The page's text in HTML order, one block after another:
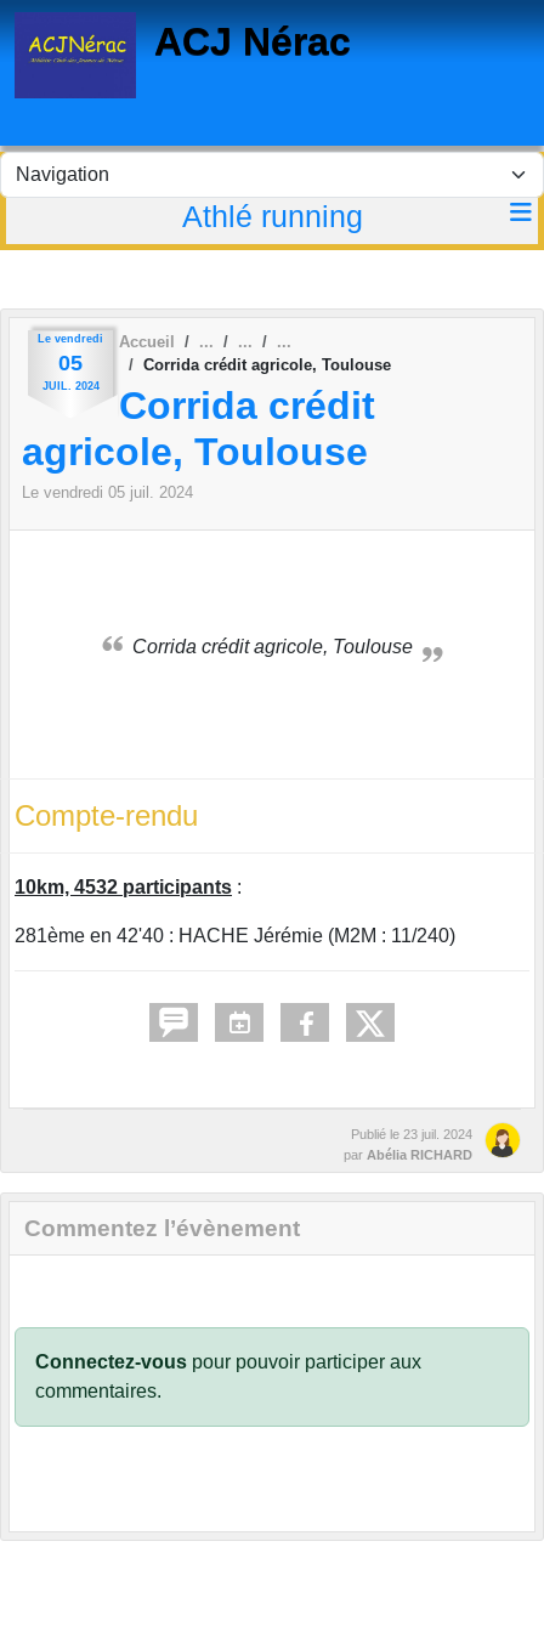
ACJ Nérac
Athlé running
Le vendredi
05
JUIL. 2024
Accueil
Corrida crédit agricole, Toulouse
Corrida crédit
agricole, Toulouse
Le vendredi 05 juil. 2024
Corrida crédit agricole, Toulouse
Compte-rendu
10km, 4532 participants :
281ème en 42'40 : HACHE Jérémie (M2M : 11/240)
Publié le 23 juil. 2024
par Abélia RICHARD
Commentez l’évènement
Connectez-vous pour pouvoir participer aux
commentaires.
Panneau de gestion des cookies